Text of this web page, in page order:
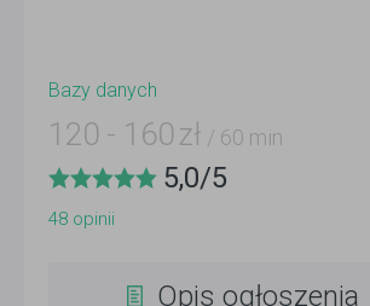
Bazy danych
120 - 160 zł / 60 min
5,0/5
48 opinii
Opis ogłoszenia